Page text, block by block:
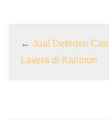
← Jual Deterjen Cair
Lavera di Karimun